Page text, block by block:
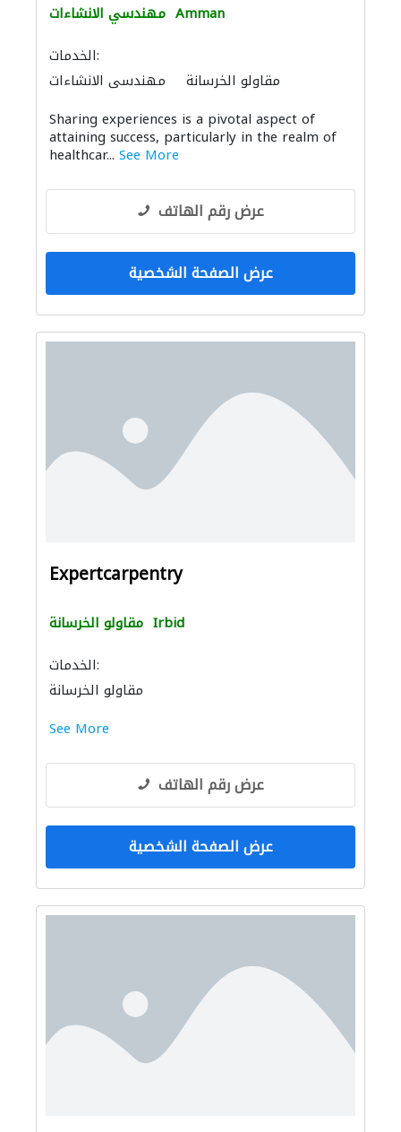
مهندسي الانشاءات Amman
الخدمات:
مهندسي الانشاءات
مقاولو الخرسانة
Sharing experiences is a pivotal aspect of
attaining success, particularly in the realm of
healthcar... See More
عرض رقم الهاتف
عرض الصفحة الشخصية
Expertcarpentry
مقاولو الخرسانة Irbid
الخدمات:
مقاولو الخرسانة
See More
عرض رقم الهاتف
عرض الصفحة الشخصية